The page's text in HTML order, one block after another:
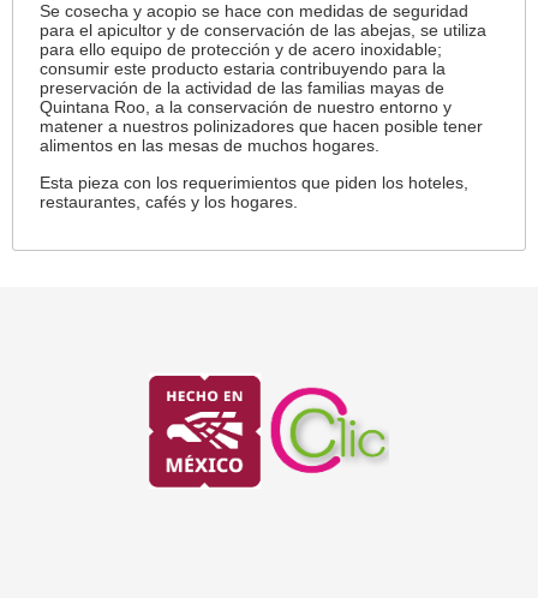
Se cosecha y acopio se hace con medidas de seguridad
para el apicultor y de conservación de las abejas, se utiliza
para ello equipo de protección y de acero inoxidable;
consumir este producto estaria contribuyendo para la
preservación de la actividad de las familias mayas de
Quintana Roo, a la conservación de nuestro entorno y
matener a nuestros polinizadores que hacen posible tener
alimentos en las mesas de muchos hogares.
Esta pieza con los requerimientos que piden los hoteles,
restaurantes, cafés y los hogares.